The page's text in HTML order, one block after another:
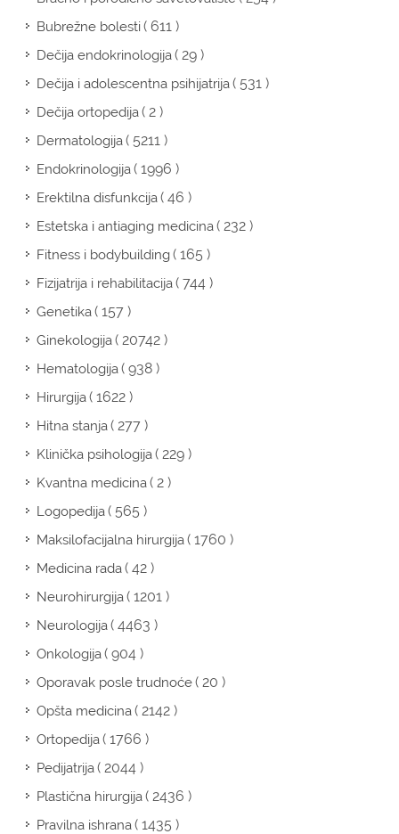
Bubrežne bolesti( 611 )
Dečija endokrinologija( 29 )
Dečija i adolescentna psihijatrija( 531 )
Dečija ortopedija( 2 )
Dermatologija( 5211 )
Endokrinologija( 1996 )
Erektilna disfunkcija( 46 )
Estetska i antiaging medicina( 232 )
Fitness i bodybuilding( 165 )
Fizijatrija i rehabilitacija( 744 )
Genetika( 157 )
Ginekologija( 20742 )
Hematologija( 938 )
Hirurgija( 1622 )
Hitna stanja( 277 )
Klinička psihologija( 229 )
Kvantna medicina( 2 )
Logopedija( 565 )
Maksilofacijalna hirurgija( 1760 )
Medicina rada( 42 )
Neurohirurgija( 1201 )
Neurologija( 4463 )
Onkologija( 904 )
Oporavak posle trudnoće( 20 )
Opšta medicina( 2142 )
Ortopedija( 1766 )
Pedijatrija( 2044 )
Plastična hirurgija( 2436 )
Pravilna ishrana( 1435 )